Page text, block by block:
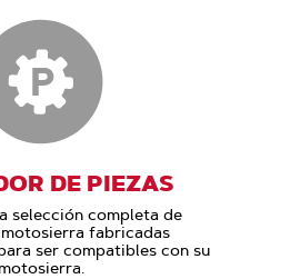
DE PIEZAS
selección completa de
fabricadas
ser compatibles con su
motosierra.